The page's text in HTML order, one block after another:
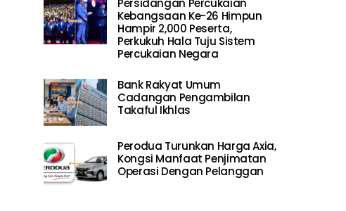
Kebangsaan Ke-26 Himpun
Hampir 2,000 Peserta,
Perkukuh Hala Tuju Sistem
Percukaian Negara
Bank Rakyat Umum
Cadangan Pengambilan
Takaful Ikhlas
Perodua Turunkan Harga Axia,
Kongsi Manfaat Penjimatan
Operasi Dengan Pelanggan